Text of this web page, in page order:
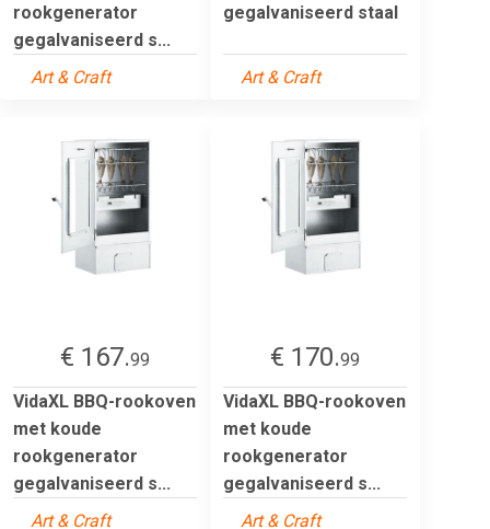
rookgenerator
gegalvaniseerd s...
Art & Craft
gegalvaniseerd staal
Art & Craft
€ 167.99
VidaXL BBQ-rookoven
met koude
rookgenerator
gegalvaniseerd s...
Art & Craft
€ 170.99
VidaXL BBQ-rookoven
met koude
rookgenerator
gegalvaniseerd s...
Art & Craft